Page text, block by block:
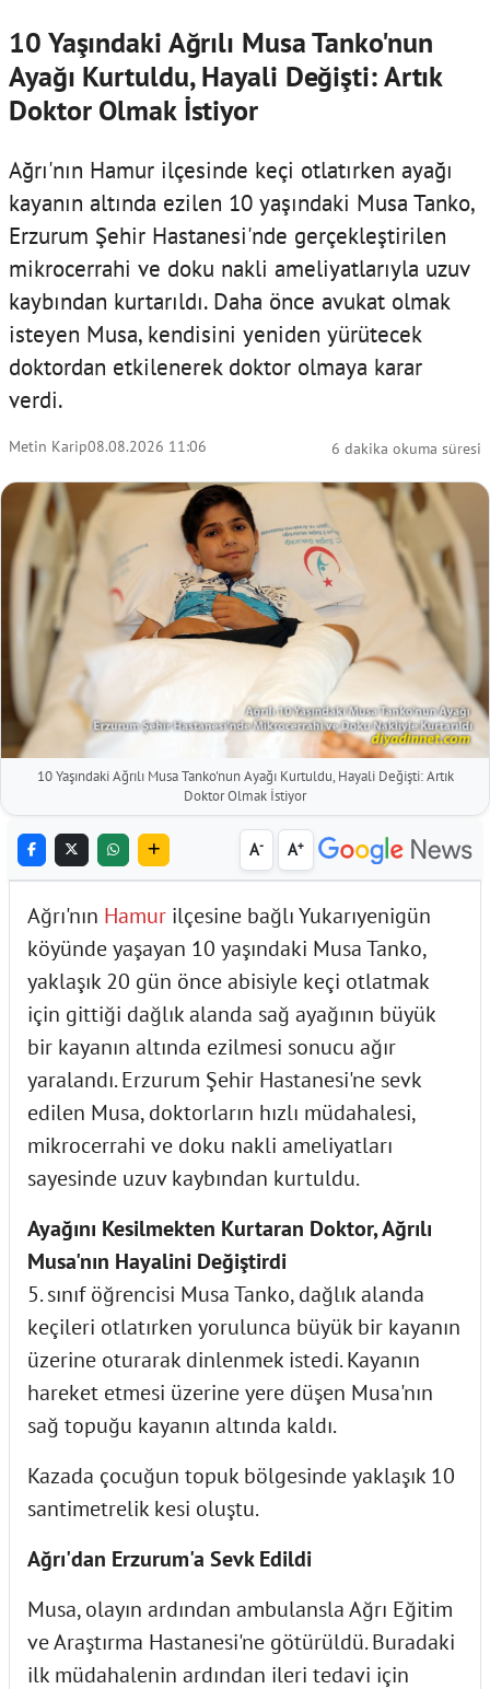
10 Yaşındaki Ağrılı Musa Tanko'nun
Ayağı Kurtuldu, Hayali Değişti: Artık
Doktor Olmak İstiyor
Ağrı'nın Hamur ilçesinde keçi otlatırken ayağı
kayanın altında ezilen 10 yaşındaki Musa Tanko,
Erzurum Şehir Hastanesi'nde gerçekleştirilen
mikrocerrahi ve doku nakli ameliyatlarıyla uzuv
kaybından kurtarıldı. Daha önce avukat olmak
isteyen Musa, kendisini yeniden yürütecek
doktordan etkilenerek doktor olmaya karar
verdi.
Metin Karip08.08.2026 11:06 6 dakika okuma süresi
10 Yaşındaki Ağrılı Musa Tanko'nun Ayağı Kurtuldu, Hayali Değişti: Artık
Doktor Olmak İstiyor
A- A+
Ağrı'nın Hamur ilçesine bağlı Yukarıyenigün
köyünde yaşayan 10 yaşındaki Musa Tanko,
yaklaşık 20 gün önce abisiyle keçi otlatmak
için gittiği dağlık alanda sağ ayağının büyük
bir kayanın altında ezilmesi sonucu ağır
yaralandı. Erzurum Şehir Hastanesi'ne sevk
edilen Musa, doktorların hızlı müdahalesi,
mikrocerrahi ve doku nakli ameliyatları
sayesinde uzuv kaybından kurtuldu.
Ayağını Kesilmekten Kurtaran Doktor, Ağrılı
Musa'nın Hayalini Değiştirdi
5. sınıf öğrencisi Musa Tanko, dağlık alanda
keçileri otlatırken yorulunca büyük bir kayanın
üzerine oturarak dinlenmek istedi. Kayanın
hareket etmesi üzerine yere düşen Musa'nın
sağ topuğu kayanın altında kaldı.
Kazada çocuğun topuk bölgesinde yaklaşık 10
santimetrelik kesi oluştu.
Ağrı'dan Erzurum'a Sevk Edildi
Musa, olayın ardından ambulansla Ağrı Eğitim
ve Araştırma Hastanesi'ne götürüldü. Buradaki
ilk müdahalenin ardından ileri tedavi için